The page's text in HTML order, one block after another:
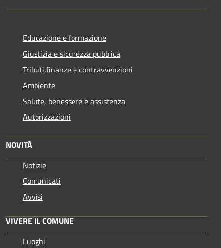
Educazione e formazione
Giustizia e sicurezza pubblica
Tributi,finanze e contravvenzioni
Ambiente
Salute, benessere e assistenza
Autorizzazioni
NOVITÀ
Notizie
Comunicati
Avvisi
VIVERE IL COMUNE
Luoghi